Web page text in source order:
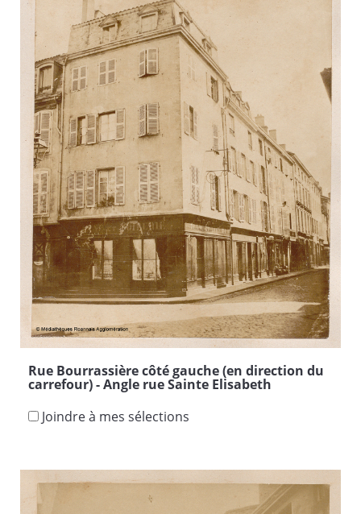
Rue Bourrassière côté gauche (en direction du
carrefour) - Angle rue Sainte Elisabeth
Joindre à mes sélections